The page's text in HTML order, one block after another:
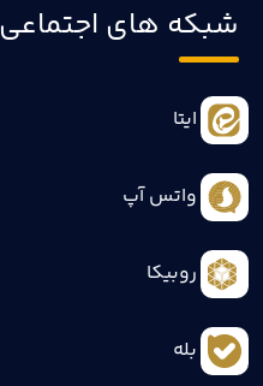
شبکه های اجتماعی
ایتا
واتس آپ
روبیکا
بله